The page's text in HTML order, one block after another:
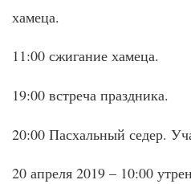
хамеца.
11:00 сжигание хамеца.
19:00 встреча праздника.
20:00 Пасхальный седер.
20 апреля 2019 – 10:00